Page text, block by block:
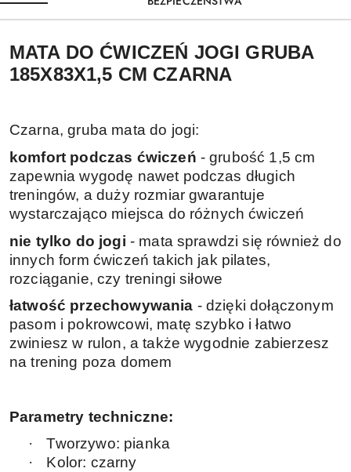
MATA DO ĆWICZEŃ JOGI GRUBA
185X83X1,5 CM CZARNA
Czarna, gruba mata do jogi:
komfort podczas ćwiczeń - grubość 1,5 cm
zapewnia wygodę nawet podczas długich
treningów, a duży rozmiar gwarantuje
wystarczająco miejsca do różnych ćwiczeń
nie tylko do jogi - mata sprawdzi się również do
innych form ćwiczeń takich jak pilates,
rozciąganie, czy treningi siłowe
łatwość przechowywania - dzięki dołączonym
pasom i pokrowcowi, matę szybko i łatwo
zwiniesz w rulon, a także wygodnie zabierzesz
na trening poza domem
Parametry techniczne:
·
Tworzywo: pianka
·
Kolor: czarny